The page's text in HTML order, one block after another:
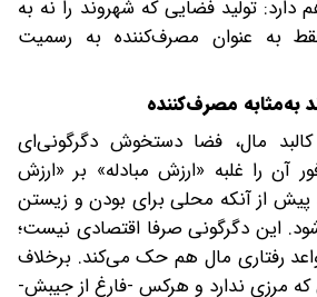
تولید فضایی که شهروند را نه به‌
به‌ عنوان مصرف‌کننده به رسمیت
به‌مثابه مصرف‌کننده
مال، فضا دستخوش دگرگونی‌ای
آن را غلبه «ارزش مبادله» بر «ارزش
از آنکه محلی برای بودن و زیستن
این دگرگونی صرفا اقتصادی نیست؛
رفتاری مال هم حک می‌کند. برخلاف
که مرزی ندارد و هر‌کس -فارغ از جیبش-